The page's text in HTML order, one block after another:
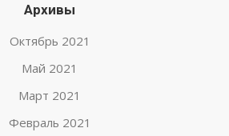
Архивы
Октябрь 2021
Май 2021
Март 2021
Февраль 2021